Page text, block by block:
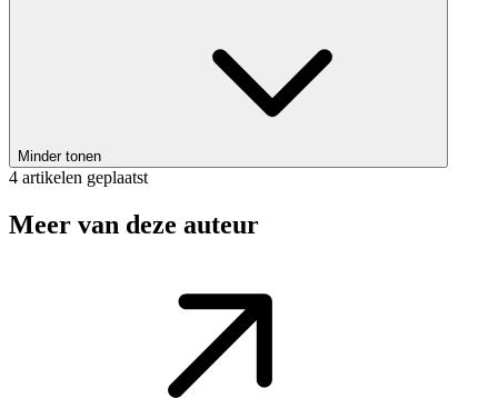
Minder tonen
4 artikelen geplaatst
Meer van deze auteur